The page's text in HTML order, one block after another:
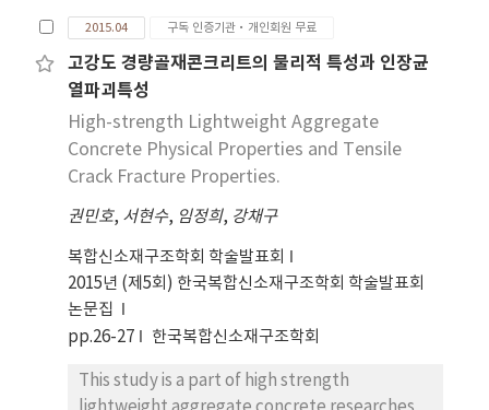
development, etc. That`s why structural
lightweight concrete to reduce weight has
not been put to practical use. This study is a
part of high strength lightweight aggregate
concrete researches using lightweight
aggregates and the purpose of this study is
to find out the basic physical characteristics
and tension cracking fracture characteristics
of lightweight concrete. Crack Mouth
Opening Displacement is measured through 3
point flexure experiment about notch beam.
through rules of countries, characteristics of
lightweight concrete and tension cracking
fracture experiments. The degree of tensile
2015.04 구독 인증기관·개인회원 무료
고강도 경량골재콘크리트의 물리적 특성과 인장균
열파괴특성
High-strength Lightweight Aggregate
Concrete Physical Properties and Tensile
Crack Fracture Properties.
권민호, 서현수, 임정희, 강채구
복합신소재구조학회 학술발표회
2015년 (제5회) 한국복합신소재구조학회 학술발표회
논문집
pp.26-27
한국복합신소재구조학회
This study is a part of high strength